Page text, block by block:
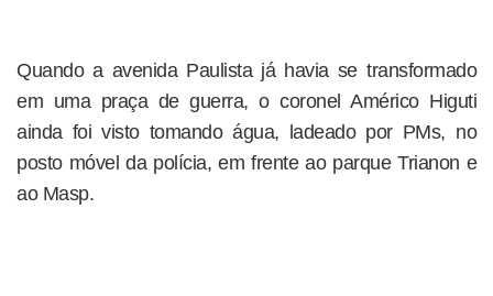
Quando a avenida Paulista já havia se transformado
em uma praça de guerra, o coronel Américo Higuti
ainda foi visto tomando água, ladeado por PMs, no
posto móvel da polícia, em frente ao parque Trianon e
ao Masp.